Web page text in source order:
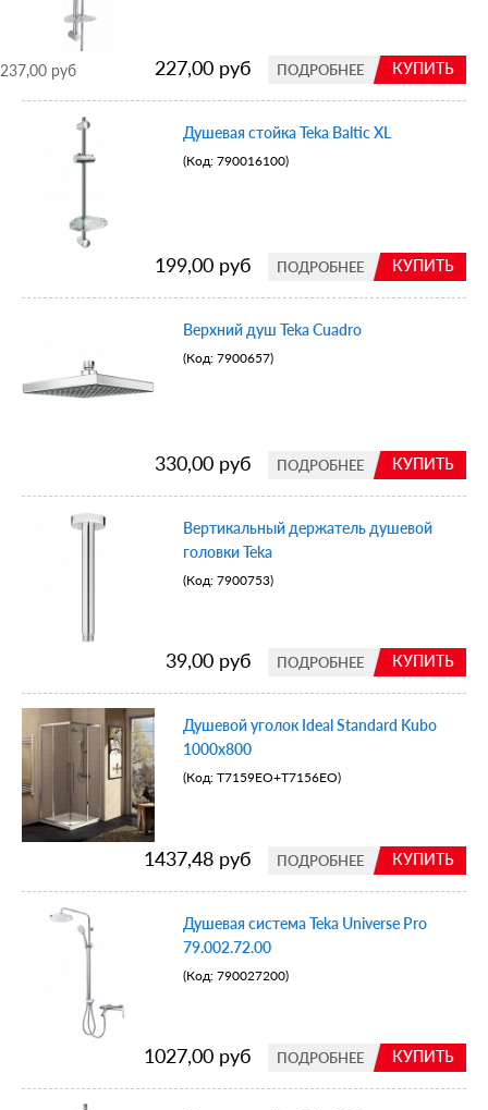
КУПИТЬ
ПОДРОБНЕЕ
227,00 руб
237,00 руб
Душевая стойка Teka Baltic XL
(Код: 790016100)
КУПИТЬ
ПОДРОБНЕЕ
199,00 руб
Верхний душ Teka Cuadro
(Код: 7900657)
КУПИТЬ
ПОДРОБНЕЕ
330,00 руб
Вертикальный держатель душевой
головки Teka
(Код: 7900753)
КУПИТЬ
ПОДРОБНЕЕ
39,00 руб
Душевой уголок Ideal Standard Kubo
1000х800
(Код: T7159EO+T7156EO)
КУПИТЬ
ПОДРОБНЕЕ
1437,48 руб
Душевая система Teka Universe Pro
79.002.72.00
(Код: 790027200)
КУПИТЬ
ПОДРОБНЕЕ
1027,00 руб